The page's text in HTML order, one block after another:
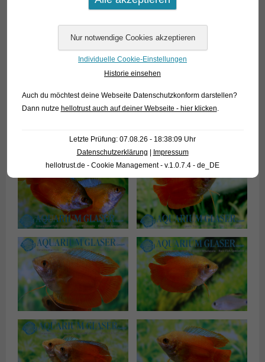
ländlichen Gegend, wo sich fünf Farmen vorwiegend mit der
wissenschaftlichen Studie aus dem Jahr 1985 zufolge,
wurden dort jährlich 8.000 bis 9.000 kg Zwergfadenfische der
Zuchtformen Rot, Neon, Gold und Wild produziert, was
damals einem Großhandelswert zwischen 800.000 und
1.000.000 US$ entsprach. Im Vergleich: der teuerste
Speisefisch, den man in solchen Zuchtteichen produzieren
Individuelle Cookie-Einstellungen
Historie einsehen
Auch du möchtest deine Webseite Datenschutzkonform darstellen?
Dann nutze hellotrust auch auf deiner Webseite - hier klicken
Letzte Prüfung: 07.08.26 - 18:38:09 Uhr
Datenschutzerklärung | Impressum
hellotrust.de - Cookie Management - v.1.0.7.4 - de_DE